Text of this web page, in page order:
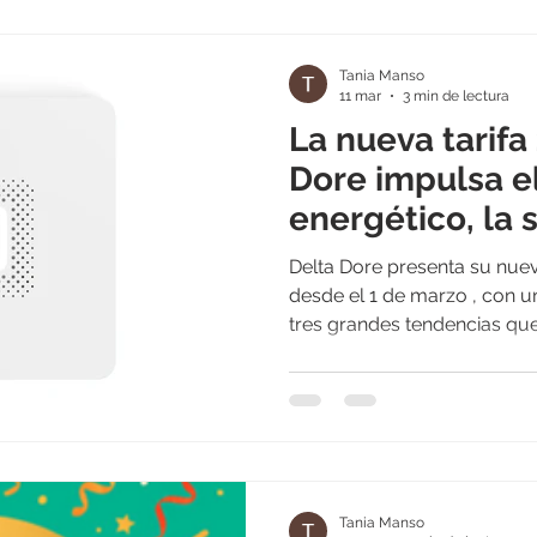
hub dispone de triple co
La nueva
Dore impulsa
energético, la
zonificación
vivienda
Delta Dore presenta su
desde el 1 de marzo , con
tres grandes tendencias
zonificación del confort en
través de la pasarela Tydom
Tania Manso
11 mar
3 min de lectura
Tania Manso